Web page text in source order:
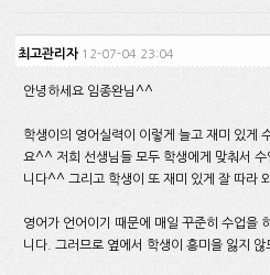
최고관리자 12-07-04 23:04
안녕하세요 임종완님^^
학생이의 영어실력이 이렇게 늘고 재미 있게
요^^ 저희 선생님들 모두 학생에게 맞춰서
니다^^ 그리고 학생이 또 재미 있게 잘 따라
영어가 언어이기 때문에 매일 꾸준히 수업을
니다. 그러므로 옆에서 학생이 흥미을 잃지